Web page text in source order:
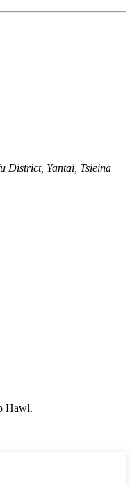
District, Yantai, Tsieina
Hawl.